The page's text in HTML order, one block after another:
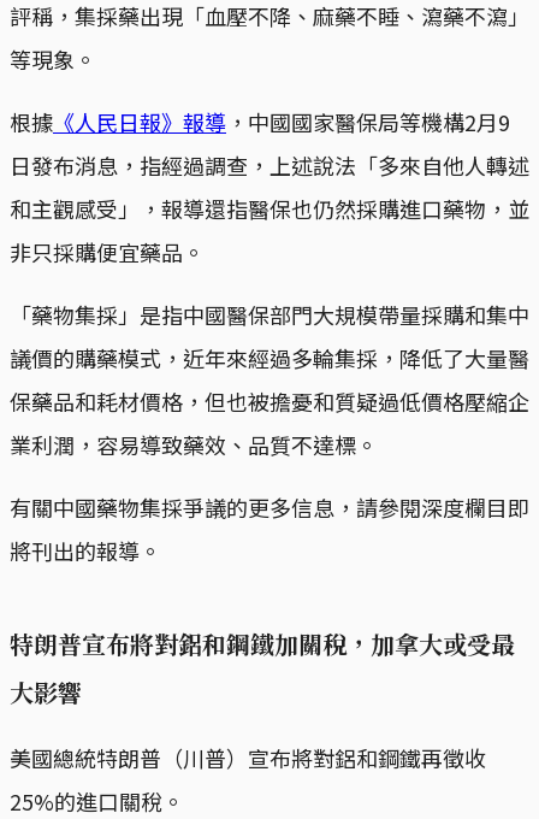
評稱，集採藥出現「血壓不降、麻藥不睡、瀉藥不瀉」
等現象。
根據 《人民日報》報導 ，中國國家醫保局等機構2月9
日發布消息，指經過調查，上述說法「多來自他人轉述
和主觀感受」，報導還指醫保也仍然採購進口藥物，並
非只採購便宜藥品。
「藥物集採」是指中國醫保部門大規模帶量採購和集中
議價的購藥模式，近年來經過多輪集採，降低了大量醫
保藥品和耗材價格，但也被擔憂和質疑過低價格壓縮企
業利潤，容易導致藥效、品質不達標。
有關中國藥物集採爭議的更多信息，請參閱深度欄目即
將刊出的報導。
特朗普宣布將對鋁和鋼鐵加關稅，加拿大或受最
大影響
美國總統特朗普（川普）宣布將對鋁和鋼鐵再徵收
25%的進口關稅。